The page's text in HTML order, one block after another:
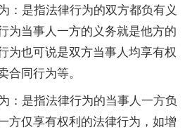
是指法律行为的双方都负有义
为当事人一方的义务就是他方的
为也可说是双方当事人均享有权
同行为等。
是指法律行为的当事人一方负
方仅享有权利的法律行为，如增